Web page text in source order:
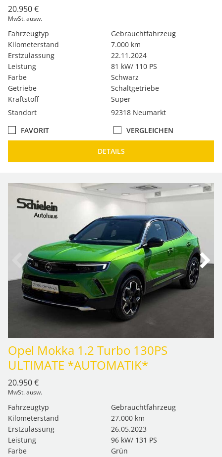
20.950 €
MwSt. ausw.
Fahrzeugtyp
Gebrauchtfahrzeug
Kilometerstand
7.000 km
Erstzulassung
22.11.2024
Leistung
81 kW/ 110 PS
Farbe
Schwarz
Getriebe
Schaltgetriebe
Kraftstoff
Super
Standort
92318 Neumarkt
FAVORIT
VERGLEICHEN
DETAILS
Opel Mokka 1.2 Turbo 130PS
ULTIMATE *AUTOMATIK*
20.950 €
MwSt. ausw.
Fahrzeugtyp
Gebrauchtfahrzeug
Kilometerstand
27.000 km
Erstzulassung
26.05.2023
Leistung
96 kW/ 131 PS
Farbe
Grün